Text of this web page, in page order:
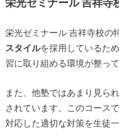
栄光ゼミナール 吉祥寺
栄光ゼミナール 吉祥寺校の
スタイルを採用しているた
習に取り組める環境が整っ
また、他塾ではあまり見ら
されています。このコース
対応した適切な対策を生徒